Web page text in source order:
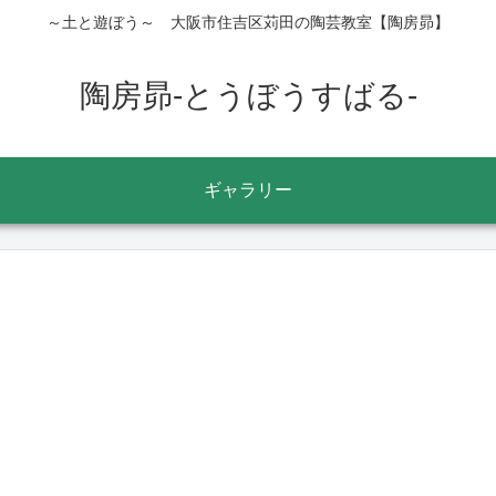
～土と遊ぼう～ 大阪市住吉区苅田の陶芸教室【陶房昴】
陶房昴-とうぼうすばる-
ギャラリー